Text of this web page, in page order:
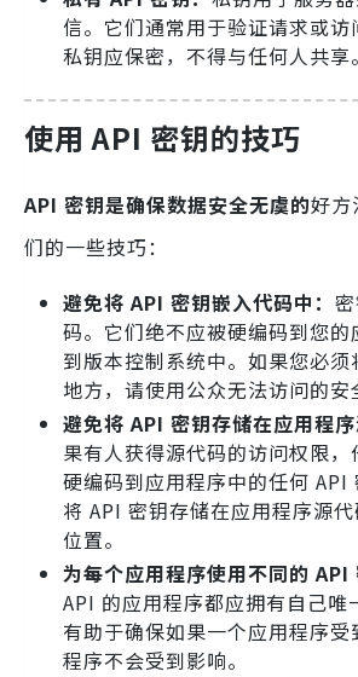
信。它们通常用于验证请求或访
私钥应保密，不得与任何人共享。
使用 API 密钥的技巧
API 密钥是确保数据安全无虞的好方
们的一些技巧：
避免将 API 密钥嵌入代码中：
码。它们绝不应被硬编码到您的
到版本控制系统中。如果您必
地方，请使用公众无法访问的安
避免将 API 密钥存储在应用程序
果有人获得源代码的访问权限
硬编码到应用程序中的任何 API
将 API 密钥存储在应用程序源
位置。
为每个应用程序使用不同的 API
API 的应用程序都应拥有自己唯
有助于确保如果一个应用程序
程序不会受到影响。